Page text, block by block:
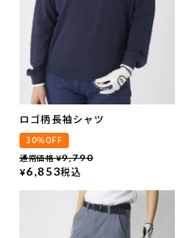
ロゴ柄長袖シャツ
30％OFF
通常価格 ¥9,790
¥6,853税込